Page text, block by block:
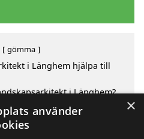
gömma
i Länghem hjälpa till
i Länghem?
i Länghem
i de
×
använder